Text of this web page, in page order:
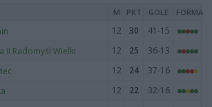
M PKT GOLE FORMA
12 30
41-15
II Radomyśl Wielki 12 25
36-13
12 24
37-16
12 22
32-16